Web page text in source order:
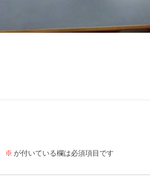
※ が付いている欄は必須項目です